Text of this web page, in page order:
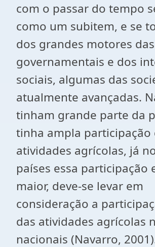
com o passar do tempo
como um subitem, e se
dos grandes motores
governamentais e dos
sociais, algumas das
atualmente avançadas.
tinham grande parte da
tinha ampla participação
atividades agrícolas, já
países essa participação
maior, deve-se levar em
consideração a
das atividades agrícolas
nacionais (Navarro,